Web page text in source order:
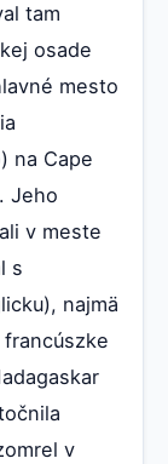
tam
osade
mesto
na Cape
Jeho
v meste
s
najmä
v